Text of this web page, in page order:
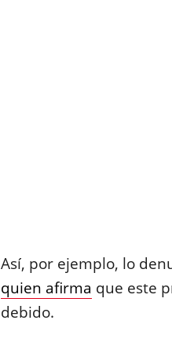
Así, por ejemplo, lo
quien afirma que este
debido.